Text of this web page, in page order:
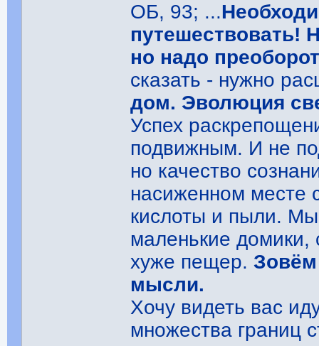
ОБ, 93; ...
путешествовать!
но надо
сказать - нужно
дом. Эволюция
Успех
подвижным. И не
но качество
насиженном месте
кислоты и пыли. Мы
маленькие
хуже пещер.Зовём
мысли.
Хочу видеть вас
множества границ